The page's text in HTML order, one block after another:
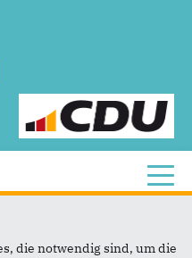
die notwendig sind, um die